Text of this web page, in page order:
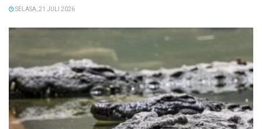
SELASA, 21 JULI 2026